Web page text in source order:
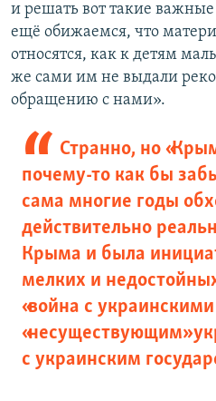
и решать вот такие
ещё обижаемся, что
относятся, как к детям
же сами им не выдали
обращению с нами».
Странно, но
почему-то как бы
сама многие годы
действительно
Крыма и была
мелких и
«война с
«несуществующим»
с украинским